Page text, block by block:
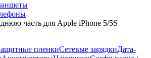
часть для Apple iPhone 5/5S
пленкиСетевые зарядкиДата-